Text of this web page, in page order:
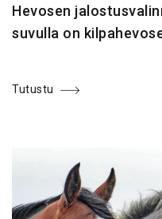
Hevosen
suvulla on
Tutustu